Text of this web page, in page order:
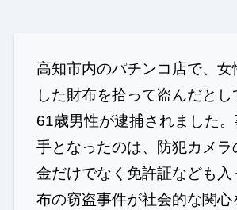
高知市内のパチンコ店で、女
した財布を拾って盗んだと
61歳男性が逮捕されました
手となったのは、防犯カメラ
金だけでなく免許証なども入
布の窃盗事件が社会的な関心